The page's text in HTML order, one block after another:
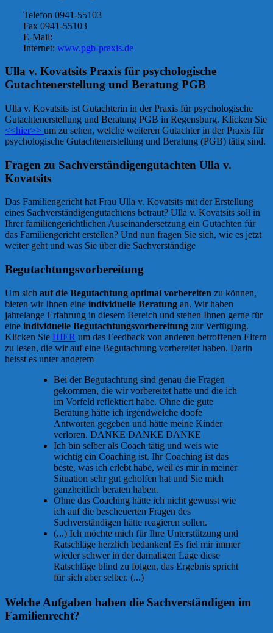
Telefon 0941-55103
Fax 0941-55103
E-Mail:
Internet: www.pgb-praxis.de
Ulla v. Kovatsits Praxis für psychologische
Gutachtenerstellung und Beratung PGB
Ulla v. Kovatsits ist Gutachterin in der Praxis für psychologische
Gutachtenerstellung und Beratung PGB in Regensburg. Klicken Sie
<<hier>> um zu sehen, welche weiteren Gutachter in der Praxis für
psychologische Gutachtenerstellung und Beratung (PGB) tätig sind.
Fragen zu Sachverständigengutachten Ulla v.
Kovatsits
Das Familiengericht hat Frau Ulla v. Kovatsits mit der Erstellung
eines Sachverständigengutachtens betraut? Ulla v. Kovatsits soll in
Ihrer familiengerichtlichen Auseinandersetzung ein Gutachten für
das Familiengericht erstellen? Und nun fragen Sie sich, wie es jetzt
weiter geht und was Sie über die Sachverständige
Begutachtungsvorbereitung
Um sich auf die Begutachtung optimal vorbereiten zu können,
bieten wir Ihnen eine individuelle Beratung an. Wir haben
jahrelange Erfahrung in diesem Bereich und stehen Ihnen gerne für
eine individuelle Begutachtungsvorbereitung zur Verfügung.
Klicken Sie HIER um das Feedback von anderen betroffenen Eltern
zu lesen, die wir auf eine Begutachtung vorbereitet haben. Darin
heisst es unter anderem
Bei der Begutachtung sind genau die Fragen
gekommen, die wir vorbereitet hatte und die ich
im Vorfeld reflektiert habe. Ohne die gute
Beratung hätte ich irgendwelche doofe
Antworten gegeben und hätte meine Kinder
verloren. DANKE DANKE DANKE
Ich bin selber als Coach tätig und weis wie
wichtig ein Coaching ist. Ihr Coaching ist das
beste, was ich erlebt habe, weil es mir in meiner
Situation sehr gut geholfen hat und Sie mich
ganzheitlich beraten haben.
Ohne das Coaching hätte ich nicht gewusst wie
ich auf die bescheuerten Fragen des
Sachverständigen hätte reagieren sollen.
(...) Ich möchte mich für Ihre Unterstützung und
Ratschläge herzlich bedanken! Es fiel mir immer
wieder schwer in der damaligen Lage diese
Ratschläge blind zu folgen, das Ergebnis spricht
für sich aber selber. (...)
Welche Aufgaben haben die Sachverständigen im
Familienrecht?